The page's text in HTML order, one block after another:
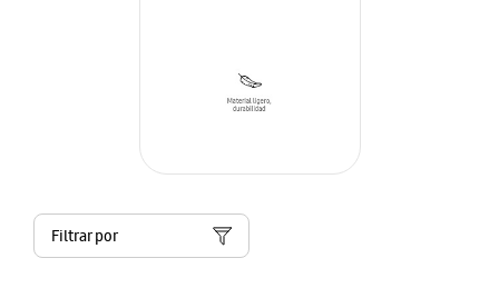
Filtrar por